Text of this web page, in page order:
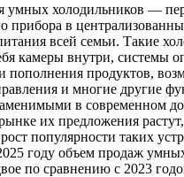
умных холодильников —
прибора в
всей семьи. Такие
камеры внутри, системы
пополнения продуктов,
и многие другие
в современном
их предложения
популярности таких
году объем продаж
по сравнению с 2023